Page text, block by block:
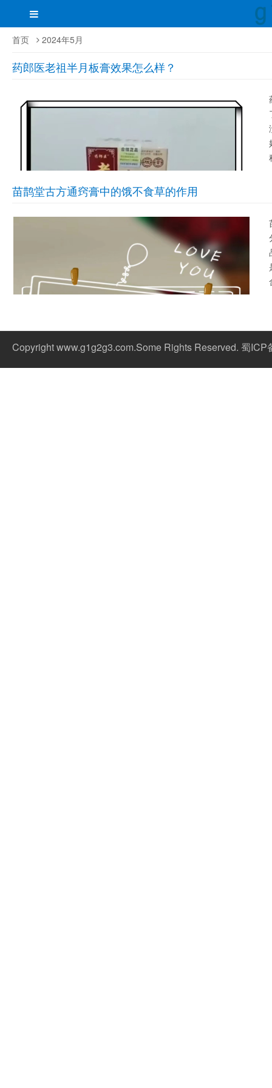
首页 2024年5月
药郎医老祖半月板膏效果怎么样？
苗鹊堂古方通窍膏中的饿不食草的作用
Copyright www.g1g2g3.com.Some Rights Reserved. 蜀ICP